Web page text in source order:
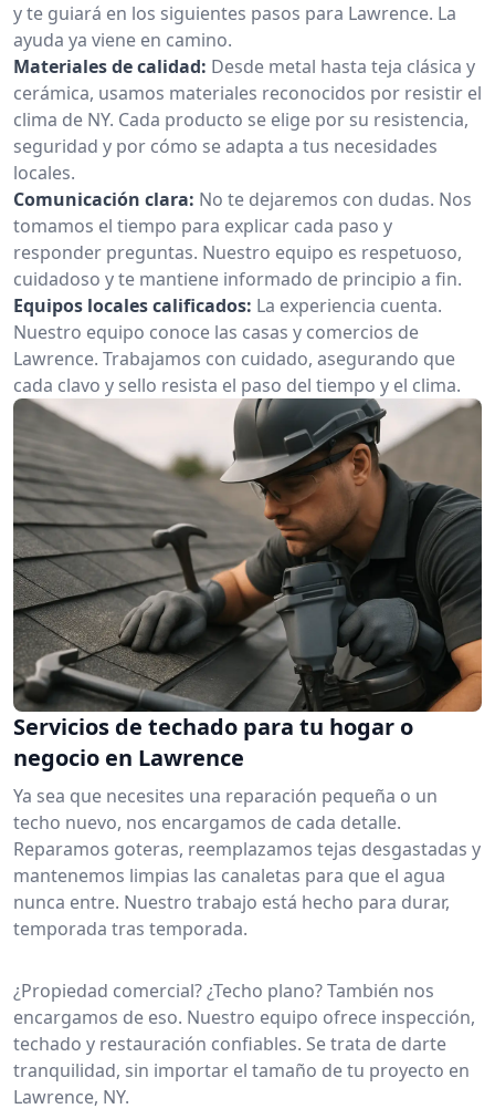
y te guiará en los siguientes pasos para Lawrence. La
ayuda ya viene en camino.
Materiales de calidad: Desde metal hasta teja clásica y
cerámica, usamos materiales reconocidos por resistir el
clima de NY. Cada producto se elige por su resistencia,
seguridad y por cómo se adapta a tus necesidades
locales.
Comunicación clara: No te dejaremos con dudas. Nos
tomamos el tiempo para explicar cada paso y
responder preguntas. Nuestro equipo es respetuoso,
cuidadoso y te mantiene informado de principio a fin.
Equipos locales calificados: La experiencia cuenta.
Nuestro equipo conoce las casas y comercios de
Lawrence. Trabajamos con cuidado, asegurando que
cada clavo y sello resista el paso del tiempo y el clima.
Servicios de techado para tu hogar o
negocio en Lawrence
Ya sea que necesites una reparación pequeña o un
techo nuevo, nos encargamos de cada detalle.
Reparamos goteras, reemplazamos tejas desgastadas y
mantenemos limpias las canaletas para que el agua
nunca entre. Nuestro trabajo está hecho para durar,
temporada tras temporada.
¿Propiedad comercial? ¿Techo plano? También nos
encargamos de eso. Nuestro equipo ofrece inspección,
techado y restauración confiables. Se trata de darte
tranquilidad, sin importar el tamaño de tu proyecto en
Lawrence, NY.